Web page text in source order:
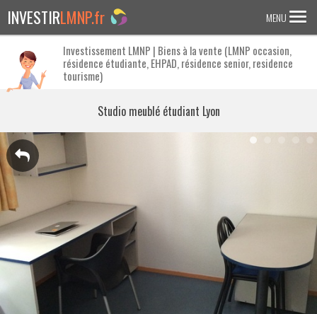
MENU
INVESTIRLMNP.fr
ACCUEIL
RESIDENCE ETUDIANTE
EHPAD
RESIDENCE SENIOR
RESIDENCE AFFAIRE/TOURISME
ACTUALITES
FAQ
Investissement LMNP | Biens à la vente (LMNP occasion,
résidence étudiante, EHPAD, résidence senior, residence
tourisme)
Studio meublé étudiant Lyon